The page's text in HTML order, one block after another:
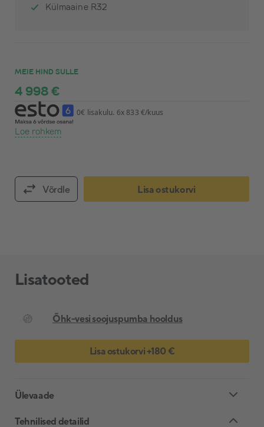
Külmaaine R32
MEIE HIND SULLE
4 998 €
0€ lisakulu. 6x 833 €/kuus
Loe rohkem
Võrdle Lisa ostukorvi
Lisatooted
Õhk-vesi soojuspumba hooldus
Lisa ostukorvi+180 €
Ülevaade
Tehnilised detailid